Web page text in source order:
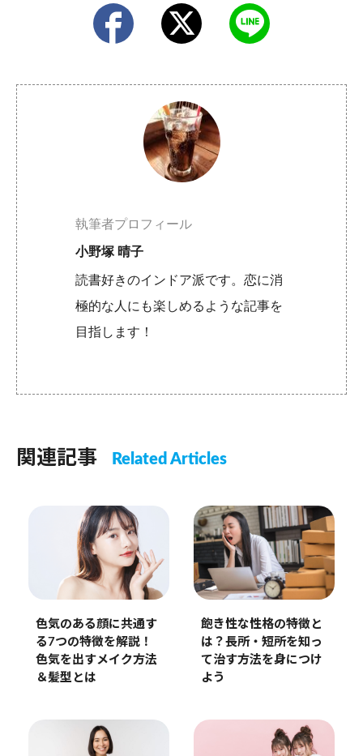
執筆者プロフィール
小野塚 晴子
読書好きのインドア派です。恋に消
極的な人にも楽しめるような記事を
目指します！
関連記事 Related Articles
色気のある顔に共通す
る7つの特徴を解説！
色気を出すメイク方法
＆髪型とは
飽き性な性格の特徴と
は？長所・短所を知っ
て治す方法を身につけ
よう